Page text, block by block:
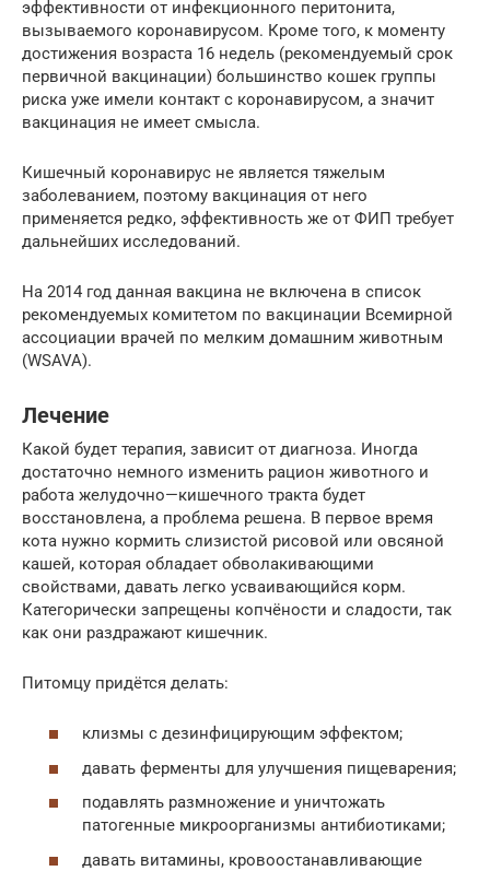
эффективности от инфекционного перитонита,
вызываемого коронавирусом. Кроме того, к моменту
достижения возраста 16 недель (рекомендуемый срок
первичной вакцинации) большинство кошек группы
риска уже имели контакт с коронавирусом, а значит
вакцинация не имеет смысла.
Кишечный коронавирус не является тяжелым
заболеванием, поэтому вакцинация от него
применяется редко, эффективность же от ФИП требует
дальнейших исследований.
На 2014 год данная вакцина не включена в список
рекомендуемых комитетом по вакцинации Всемирной
ассоциации врачей по мелким домашним животным
(WSAVA).
Лечение
Какой будет терапия, зависит от диагноза. Иногда
достаточно немного изменить рацион животного и
работа желудочно—кишечного тракта будет
восстановлена, а проблема решена. В первое время
кота нужно кормить слизистой рисовой или овсяной
кашей, которая обладает обволакивающими
свойствами, давать легко усваивающийся корм.
Категорически запрещены копчёности и сладости, так
как они раздражают кишечник.
Питомцу придётся делать:
клизмы с дезинфицирующим эффектом;
давать ферменты для улучшения пищеварения;
подавлять размножение и уничтожать
патогенные микроорганизмы антибиотиками;
давать витамины, кровоостанавливающие